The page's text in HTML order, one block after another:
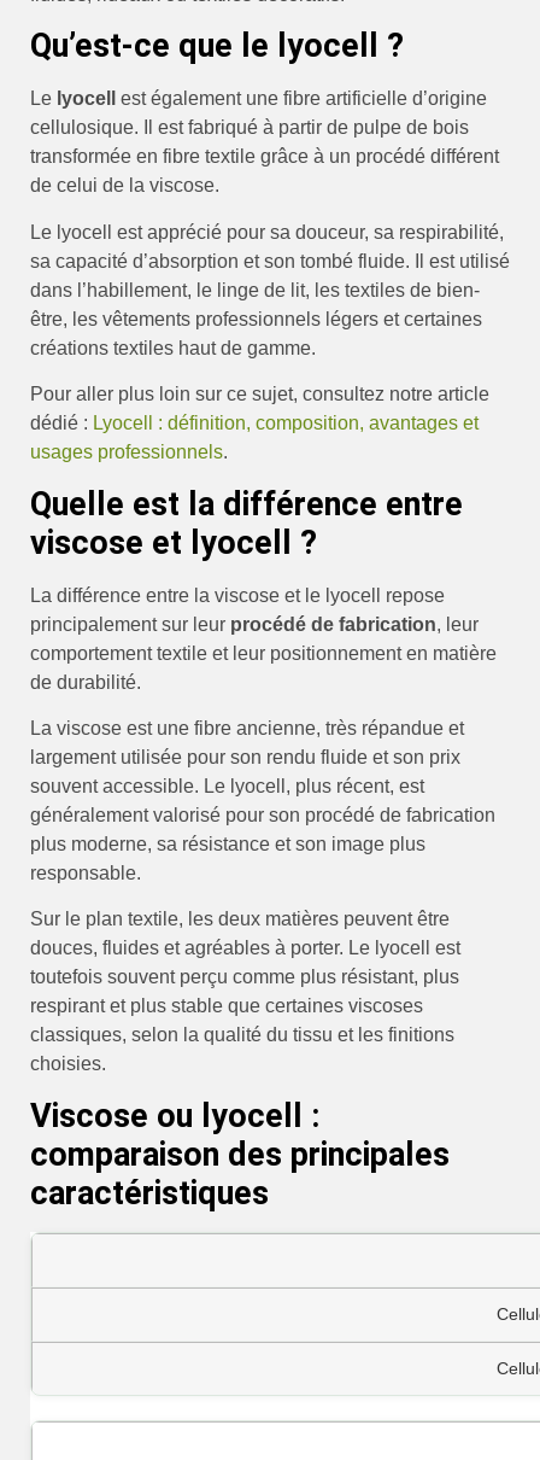
Qu’est-ce que le lyocell ?
Le lyocell
est également une fibre artificielle d’origine
cellulosique. Il est fabriqué à partir de pulpe de bois
transformée en fibre textile grâce à un procédé différent
de celui de la viscose.
Le lyocell est apprécié pour sa douceur, sa respirabilité,
sa capacité d’absorption et son tombé fluide. Il est utilisé
dans l’habillement, le linge de lit, les textiles de bien-
être, les vêtements professionnels légers et certaines
créations textiles haut de gamme.
Pour aller plus loin sur ce sujet, consultez notre article
dédié : Lyocell : définition, composition, avantages et
usages professionnels.
Quelle est la différence entre
viscose et lyocell ?
La différence entre la viscose et le lyocell repose
principalement sur leur procédé de fabrication, leur
comportement textile et leur positionnement en matière
de durabilité.
La viscose est une fibre ancienne, très répandue et
largement utilisée pour son rendu fluide et son prix
souvent accessible. Le lyocell, plus récent, est
généralement valorisé pour son procédé de fabrication
plus moderne, sa résistance et son image plus
responsable.
Sur le plan textile, les deux matières peuvent être
douces, fluides et agréables à porter. Le lyocell est
toutefois souvent perçu comme plus résistant, plus
respirant et plus stable que certaines viscoses
classiques, selon la qualité du tissu et les finitions
choisies.
Viscose ou lyocell :
comparaison des principales
caractéristiques